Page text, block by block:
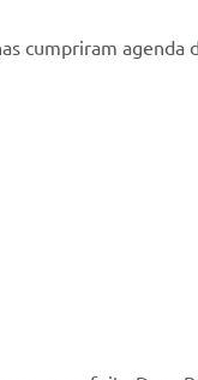
cumpriram